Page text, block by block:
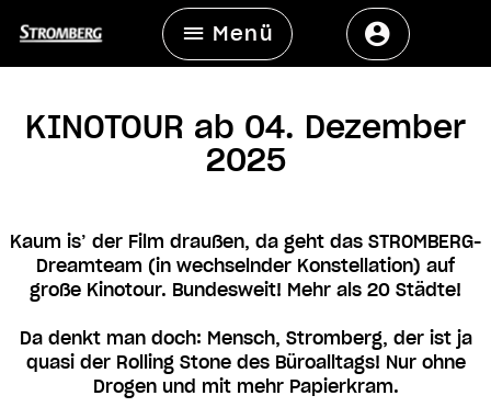
Menü
KINOTOUR ab 04. Dezember
2025
Kaum is’ der Film draußen, da geht das STROMBERG-
Dreamteam (in wechselnder Konstellation) auf
große Kinotour. Bundesweit! Mehr als 20 Städte!
Da denkt man doch: Mensch, Stromberg, der ist ja
quasi der Rolling Stone des Büroalltags! Nur ohne
Drogen und mit mehr Papierkram.